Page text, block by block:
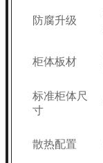
防腐升级
柜体板材
标准柜体尺
寸
散热配置